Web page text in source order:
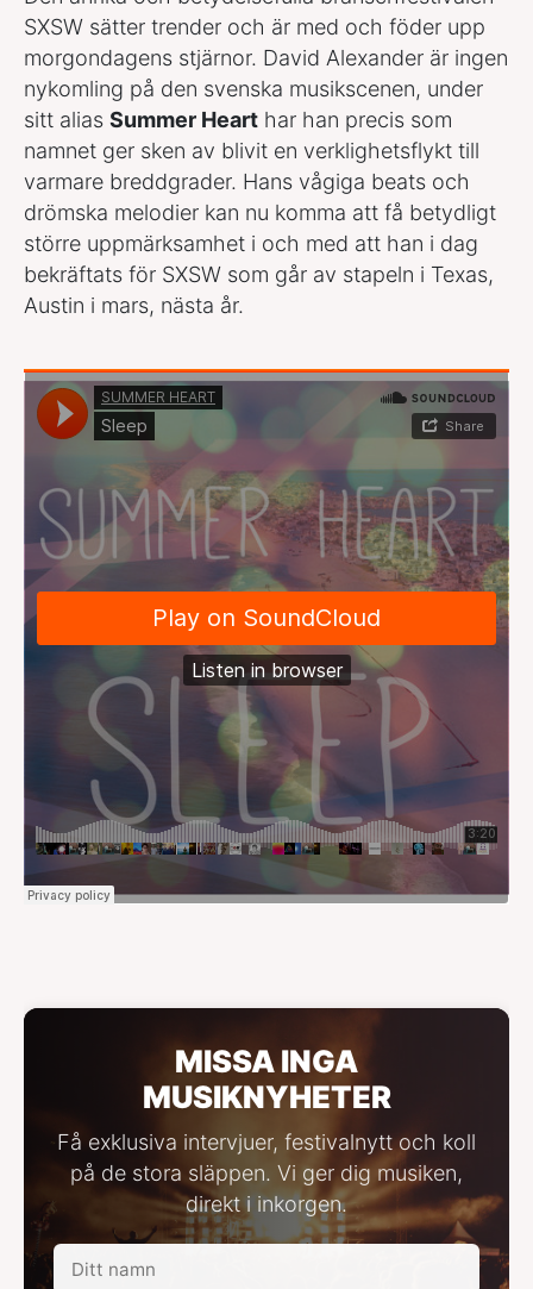
SXSW sätter trender och är med och föder upp
morgondagens stjärnor. David Alexander är ingen
nykomling på den svenska musikscenen, under
sitt alias Summer Heart har han precis som
namnet ger sken av blivit en verklighetsflykt till
varmare breddgrader. Hans vågiga beats och
drömska melodier kan nu komma att få betydligt
större uppmärksamhet i och med att han i dag
bekräftats för SXSW som går av stapeln i Texas,
Austin i mars, nästa år.
MISSA INGA
MUSIKNYHETER
Få exklusiva intervjuer, festivalnytt och koll
på de stora släppen. Vi ger dig musiken,
direkt i inkorgen.